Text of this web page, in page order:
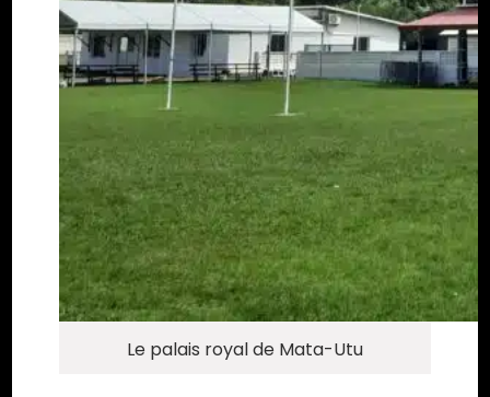
Le palais royal de Mata-Utu